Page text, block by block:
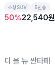
소형SUV 5인승
50%22,540원
디 올 뉴 싼타페